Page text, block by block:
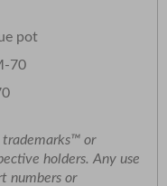
pot
70
trademarks™ or
holders. Any use
numbers or